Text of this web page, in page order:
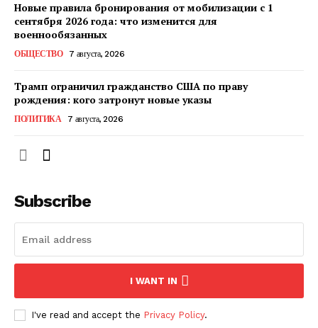
О нас
Новые правила бронирования от мобилизации с 1
сентября 2026 года: что изменится для
военнообязанных
ОБЩЕСТВО 7 августа, 2026
Трамп ограничил гражданство США по праву
рождения: кого затронут новые указы
ПОЛИТИКА 7 августа, 2026
Subscribe
I WANT IN
I've read and accept the Privacy Policy.